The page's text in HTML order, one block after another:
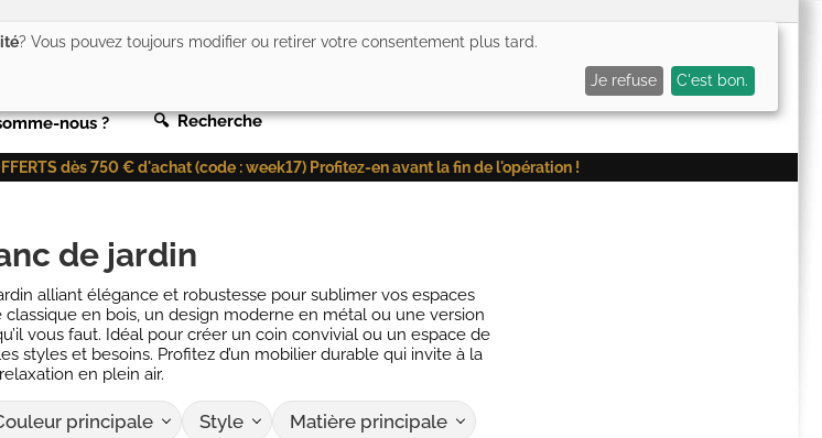
0) Mon panier (0
nous ? 🔍 Recherche
dès 750 € d'achat (code : week17) Profitez-en avant la fin de l'opération !
de jardin
alliant élégance et robustesse pour sublimer vos espaces
en bois, un design moderne en métal ou une version
vous faut. Idéal pour créer un coin convivial ou un espace de
styles et besoins. Profitez d’un mobilier durable qui invite à la
relaxation en plein air.
principale Style Matière principale
? Vous pouvez toujours modifier ou retirer votre consentement plus tard.
Je refuse C'est bon.